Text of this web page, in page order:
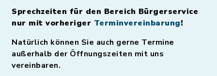
Sprechzeiten für den Bereich Bürgerservice
nur mit vorheriger Terminvereinbarung!
Natürlich können Sie auch gerne Termine
außerhalb der Öffnungszeiten mit uns
vereinbaren.